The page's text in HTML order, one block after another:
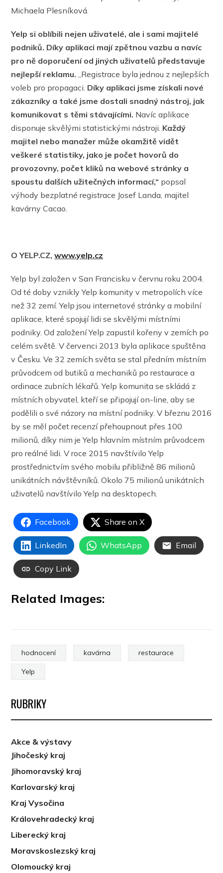
Michaela Plesníková.
Yelp si oblíbili nejen uživatelé, ale i sami majitelé
podniků. Díky aplikaci mají zpětnou vazbu a navíc
pro ně doporučení od jiných uživatelů představuje
nejlepší reklamu. „Registrace byla jednou z nejlepších
voleb pro propagaci. Díky aplikaci jsme získali nové
zákazníky a také jsme dostali snadný nástroj, jak
komunikovat s těmi stávajícími. Navíc aplikace
disponuje skvělými statistickými nástroji. Každý
majitel nebo manažer může okamžitě vidět
veškeré statistiky, jako je počet hovorů do
provozovny, počet kliků na webové stránky a
spoustu dalších užitečných informací,“ popsal
výhody bezplatné registrace Josef Landa, majitel
kavárny Cacao.
O YELP.CZ,www.yelp.cz
Yelp byl založen v San Francisku v červnu roku 2004.
Od té doby vznikly Yelp komunity v metropolích více
než 32 zemí. Yelp jsou internetové stránky a mobilní
aplikace, které spojují lidi se skvělými místními
podniky. Od založení Yelp zapustil kořeny v zemích po
celém světě. V červenci 2013 byla aplikace spuštěna
v Česku. Ve 32 zemích světa se stal předním místním
průvodcem od butiků a mechaniků po restaurace a
ordinace zubních lékařů. Yelp komunita se skládá z
místních obyvatel, kteří se připojují on-line, aby se
podělili o své názory na místní podniky. V březnu 2016
by se měl počet recenzí přehoupnout přes 100
milionů, díky nim je Yelp hlavním místním průvodcem
pro reálné lidi. V roce 2015 navštívilo Yelp
prostřednictvím svého mobilu přibližně 86 milionů
unikátních návštěvníků. Okolo 75 milionů unikátních
uživatelů navštívilo Yelp na desktopech.
Facebook Share on X
LinkedIn WhatsApp Email
Copy Link
Related Images:
hodnocení kavárna restaurace
Yelp
RUBRIKY
Akce & výstavy
Jihočeský kraj
Jihomoravský kraj
Karlovarský kraj
Kraj Vysočina
Královehradecký kraj
Liberecký kraj
Moravskoslezský kraj
Olomoucký kraj